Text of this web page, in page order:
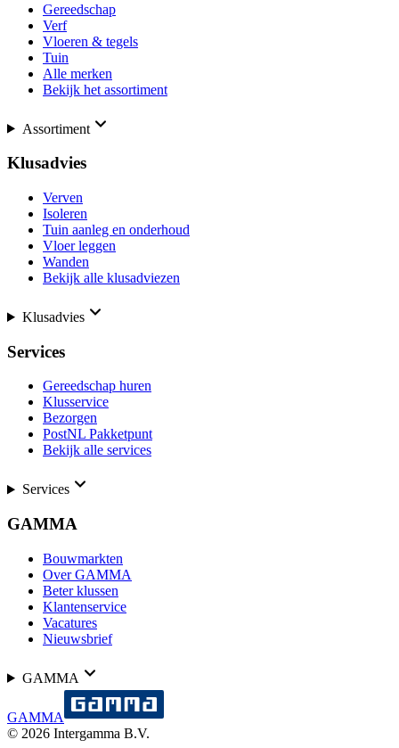
Gereedschap
Verf
Vloeren & tegels
Tuin
Alle merken
Bekijk het assortiment
Assortiment
Klusadvies
Verven
Isoleren
Tuin aanleg en onderhoud
Vloer leggen
Wanden
Bekijk alle klusadviezen
Klusadvies
Services
Gereedschap huren
Klusservice
Bezorgen
PostNL Pakketpunt
Bekijk alle services
Services
GAMMA
Bouwmarkten
Over GAMMA
Beter klussen
Klantenservice
Vacatures
Nieuwsbrief
GAMMA
GAMMA
© 2026 Intergamma B.V.